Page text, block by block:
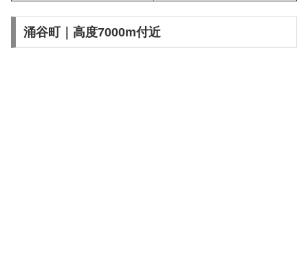
涌谷町｜高度7000m付近